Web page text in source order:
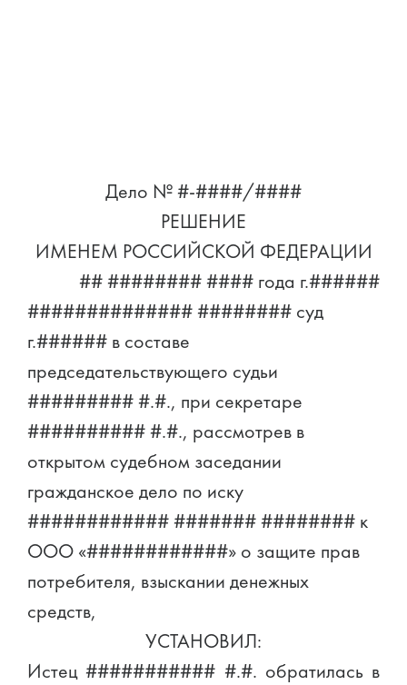
Дело № #-####/####
РЕШЕНИЕ
ИМЕНЕМ РОССИЙСКОЙ ФЕДЕРАЦИИ
## ######## #### года г.######
############## ######## суд
г.###### в составе
председательствующего судьи
######### #.#., при секретаре
########## #.#., рассмотрев в
открытом судебном заседании
гражданское дело по иску
############ ####### ######## к
ООО «############» о защите прав
потребителя, взыскании денежных
средств,
УСТАНОВИЛ:
Истец ########### #.#. обратилась в